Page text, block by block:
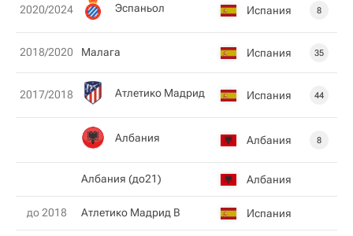
2020/2024 Эспаньол Испания 8
2018/2020 Малага Испания 35
2017/2018 Атлетико Мадрид Испания 44
Албания Албания 8
Албания (до21) Албания
до 2018 Атлетико Мадрид В Испания